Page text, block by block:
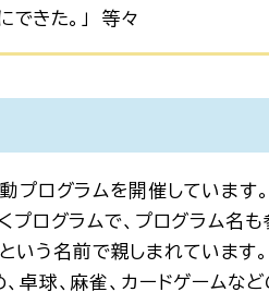
できた。」 等々
プログラムを開催しています
ログラムで、プログラム名も
という名前で親しまれています。
球、麻雀、カードゲームな